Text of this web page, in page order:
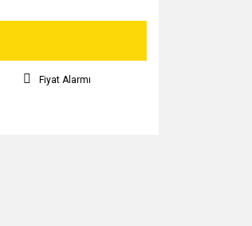
Fiyat Alarmı